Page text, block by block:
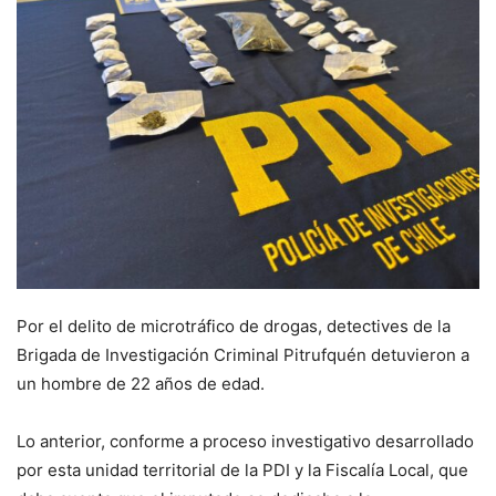
Por el delito de microtráfico de drogas, detectives de la
Brigada de Investigación Criminal Pitrufquén detuvieron a
un hombre de 22 años de edad.
Lo anterior, conforme a proceso investigativo desarrollado
por esta unidad territorial de la PDI y la Fiscalía Local, que